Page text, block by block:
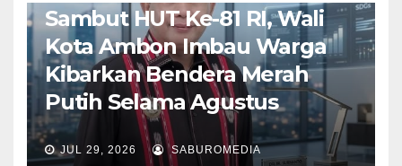
Sambut HUT Ke-81 RI, Wali
Kota Ambon Imbau Warga
Kibarkan Bendera Merah
Putih Selama Agustus
JUL 29, 2026 SABUROMEDIA
AMBON METRO JURNALISME AKTIVIS
PENDIDIKAN & OLAHRAGA THE MOLUCCAS